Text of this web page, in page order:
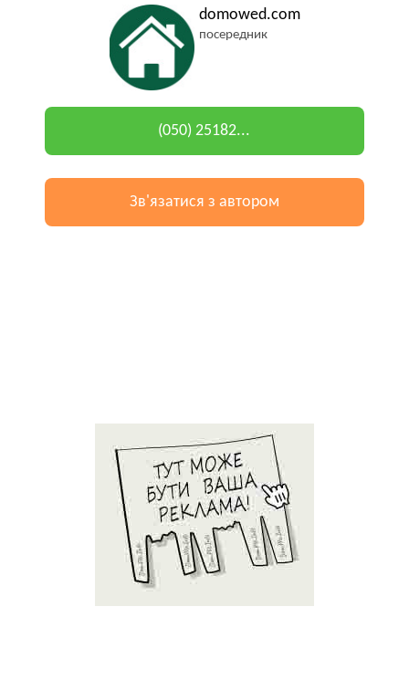
domowed.com
посередник
(050) 25182...
Зв'язатися з автором